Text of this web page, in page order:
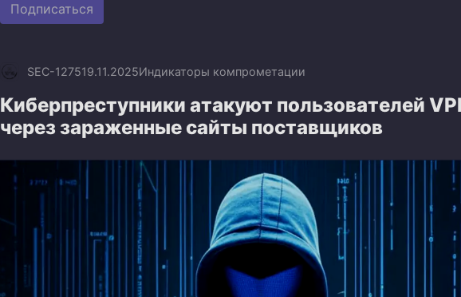
Подписаться
SEC-127519.11.2025Индикаторы компрометации
Киберпреступники атакуют пользователей
через зараженные сайты поставщиков